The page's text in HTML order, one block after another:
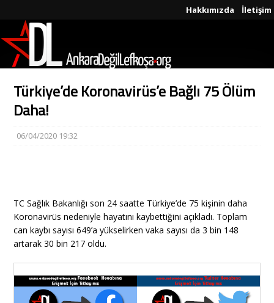
Hakkımızda İletişim
Türkiye’de Koronavirüs’e Bağlı 75 Ölüm
Daha!
06/04/2020 19:32
TC Sağlık Bakanlığı son 24 saatte Türkiye’de 75 kişinin daha
Koronavirüs nedeniyle hayatını kaybettiğini açıkladı. Toplam
can kaybı sayısı 649’a yükselirken vaka sayısı da 3 bin 148
artarak 30 bin 217 oldu.